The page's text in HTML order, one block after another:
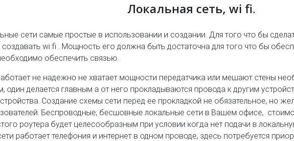
Локальная сеть, wi fi.
сети самые простые в использовании и создании. Для того что бы
создавать wi fi . Мощность его должна быть достаточна для того что бы
обеспечить связью.
не надежно не хватает мощности передатчика или мешают стены
один делается главным а от него прокладываются провода к другим
Создание схемы сети перед ее прокладкой не обязательное, но
Беспроводные, бесшовные локальные сети в Вашем офисе,
роутера будет целесообразным при условии когда нет подачи в
работает телефония и интернет в одном проводе, здесь потребуется